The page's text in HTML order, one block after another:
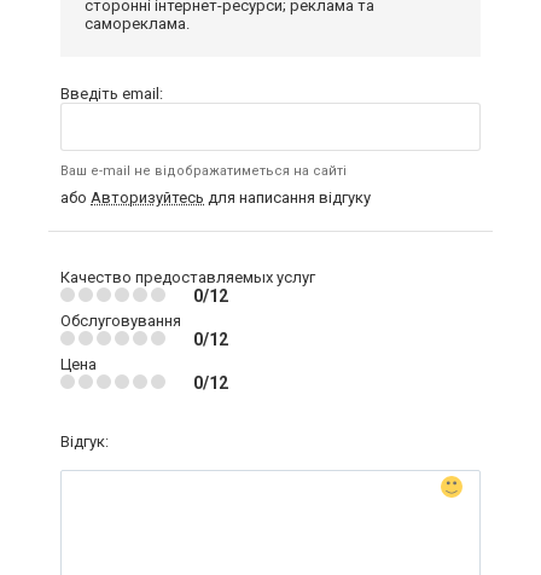
сторонні інтернет-ресурси; реклама та
самореклама.
Введіть email:
Ваш e-mail не відображатиметься на сайті
або Авторизуйтесь для написання відгуку
Качество предоставляемых услуг
0/12
Обслуговування
0/12
Цена
0/12
Відгук: